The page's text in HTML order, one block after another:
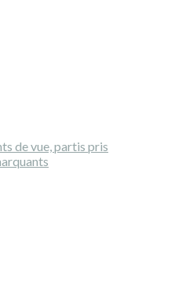
de vue, partis pris